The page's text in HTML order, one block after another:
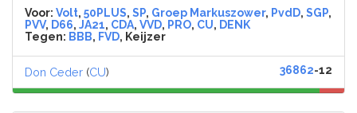
Voor: Volt, 50PLUS, SP, Groep Markuszower, PvdD, SGP,
PVV, D66, JA21, CDA, VVD, PRO, CU, DENK
Tegen: BBB, FVD, Keijzer
Don Ceder (CU) 36862-12